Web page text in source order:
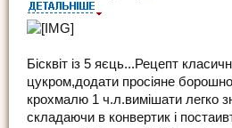
Бісквіт із 5 яєць...Рецепт
цукром,додати просіяне
крохмалю 1 ч.л.вимішати легко
складаючи в конвертик і